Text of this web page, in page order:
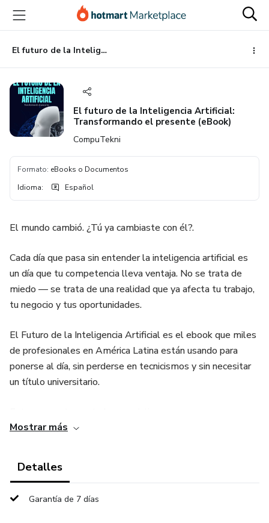
principal
página
de
página
El futuro de la Inteligencia Artificial: Transformando el presente (eBook)
El futuro de la Inteligencia Artificial:
Transformando el presente (eBook)
CompuTekni
Formato: eBooks o Documentos
Idioma: Español
El mundo cambió. ¿Tú ya cambiaste con él?.
Cada día que pasa sin entender la inteligencia artificial es
un día que tu competencia lleva ventaja. No se trata de
miedo — se trata de una realidad que ya afecta tu trabajo,
tu negocio y tus oportunidades.
El Futuro de la Inteligencia Artificial es el ebook que miles
de profesionales en América Latina están usando para
ponerse al día, sin perderse en tecnicismos y sin necesitar
un título universitario.
→ Casos reales: Tesla, JPMorgan, IBM Watson, Waymo,
Mostrar más
Detalles
Garantía de 7 días